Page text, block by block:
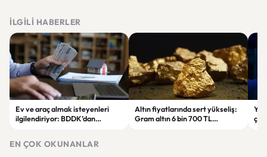
İLGILI HABERLER
Ev ve araç almak isteyenleri
ilgilendiriyor: BDDK’dan
Altın fiyatlarında sert yükseliş:
Gram altın 6 bin 700 TL
EN ÇOK OKUNANLAR